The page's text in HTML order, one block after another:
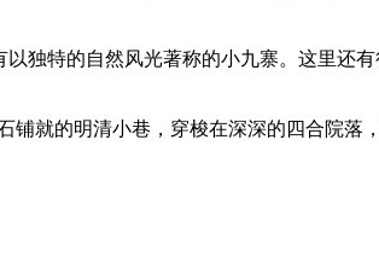
独特的自然风光著称的小九寨。这里还
铺就的明清小巷，穿梭在深深的四合院